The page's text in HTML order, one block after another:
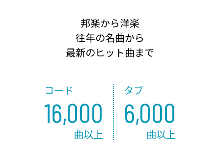
邦楽から洋楽
往年の名曲から
最新のヒット曲まで
コード
16,000
曲以上
タブ
6,000
曲以上